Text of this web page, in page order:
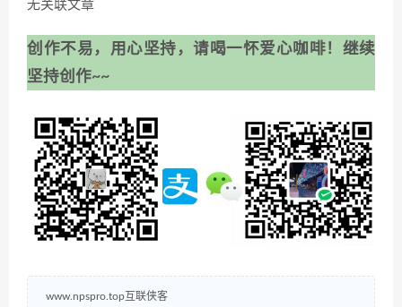
无关联文章
创作不易，用心坚持，请喝一怀爱心咖啡！继续
坚持创作~~
www.npspro.top互联侠客